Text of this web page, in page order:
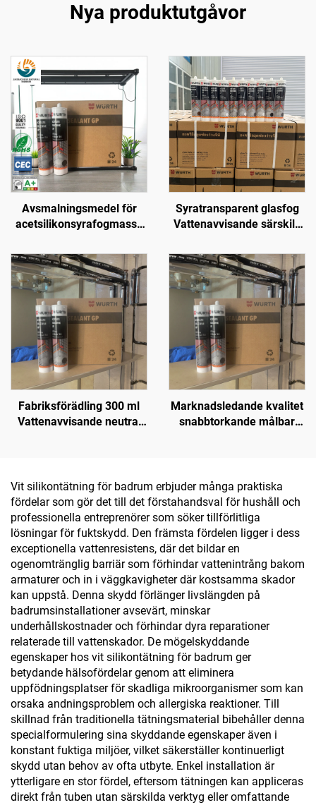
Nya produktutgåvor
Avsmalningsmedel för
acetsilikonsyrafogmassa
acetsilikonsyrafogmassa
Syratransparent glasfog
Vattenavvisande särskild
akvariumfiskbäddslim
Silikontätning
Fabriksförädling 300 ml
Vattenavvisande neutral
Marknadsledande kvalitet
snabbtorkande målbar
Vit silikontätning för badrum erbjuder många praktiska
fördelar som gör det till det förstahandsval för hushåll och
professionella entreprenörer som söker tillförlitliga
lösningar för fuktskydd. Den främsta fördelen ligger i dess
exceptionella vattenresistens, där det bildar en
ogenomtränglig barriär som förhindar vattenintrång bakom
armaturer och in i väggkavigheter där kostsamma skador
kan uppstå. Denna skydd förlänger livslängden på
badrumsinstallationer avsevärt, minskar
underhållskostnader och förhindar dyra reparationer
relaterade till vattenskador. De mögelskyddande
egenskaper hos vit silikontätning för badrum ger
betydande hälsofördelar genom att eliminera
uppfödningsplatser för skadliga mikroorganismer som kan
orsaka andningsproblem och allergiska reaktioner. Till
skillnad från traditionella tätningsmaterial bibehåller denna
specialformulering sina skyddande egenskaper även i
konstant fuktiga miljöer, vilket säkerställer kontinuerligt
skydd utan behov av ofta utbyte. Enkel installation är
ytterligare en stor fördel, eftersom tätningen kan appliceras
direkt från tuben utan särskilda verktyg eller omfattande